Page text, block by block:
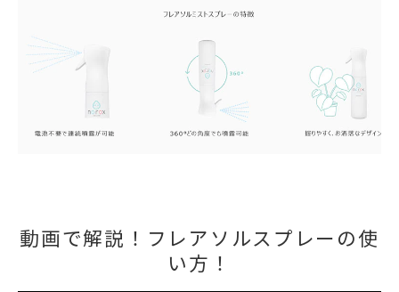
動画で解説！フレアソルスプレーの使
い方！